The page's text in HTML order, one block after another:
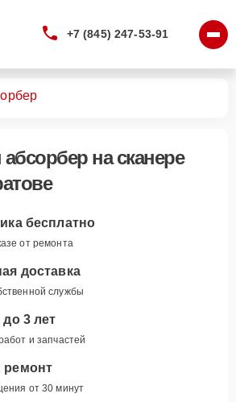
+7 (845) 247-53-91
на сканере
бесплатно
от ремонта
доставка
службы
до 3 лет
и запчастей
от 30 минут